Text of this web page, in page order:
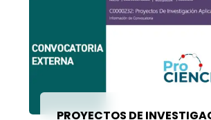
PROYECTOS DE